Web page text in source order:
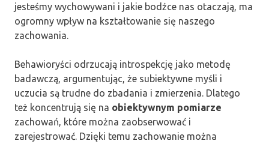
jesteśmy wychowywani i jakie bodźce nas otaczają, ma
ogromny wpływ na kształtowanie się naszego
zachowania.
Behawioryści odrzucają introspekcję jako metodę
badawczą, argumentując, że subiektywne myśli i
uczucia są trudne do zbadania i zmierzenia. Dlatego
też koncentrują się na obiektywnym pomiarze
zachowań, które można zaobserwować i
zarejestrować. Dzięki temu zachowanie można